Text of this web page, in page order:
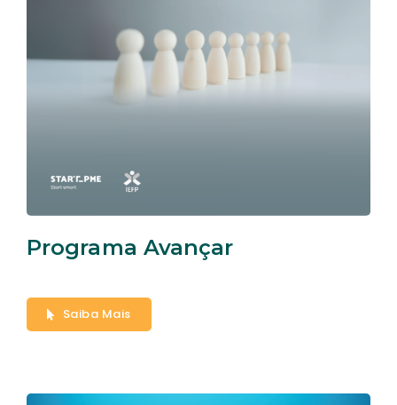
Programa Avançar
Saiba Mais